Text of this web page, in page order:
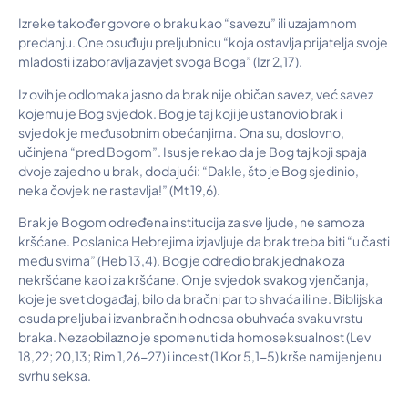
Izreke također govore o braku kao “savezu” ili uzajamnom
predanju. One osuđuju preljubnicu “koja ostavlja prijatelja svoje
mladosti i zaboravlja zavjet svoga Boga” (Izr 2,17).
Iz ovih je odlomaka jasno da brak nije običan savez, već savez
kojemu je Bog svjedok. Bog je taj koji je ustanovio brak i
svjedok je međusobnim obećanjima. Ona su, doslovno,
učinjena “pred Bogom”. Isus je rekao da je Bog taj koji spaja
dvoje zajedno u brak, dodajući: “Dakle, što je Bog sjedinio,
neka čovjek ne rastavlja!” (Mt 19,6).
Brak je Bogom određena institucija za sve ljude, ne samo za
kršćane. Poslanica Hebrejima izjavljuje da brak treba biti “u časti
među svima” (Heb 13,4). Bog je odredio brak jednako za
nekršćane kao i za kršćane. On je svjedok svakog vjenčanja,
koje je svet događaj, bilo da bračni par to shvaća ili ne. Biblijska
osuda preljuba i izvanbračnih odnosa obuhvaća svaku vrstu
braka. Nezaobilazno je spomenuti da homoseksualnost (Lev
18,22; 20,13; Rim 1,26-27) i incest (1 Kor 5,1-5) krše namijenjenu
svrhu seksa.